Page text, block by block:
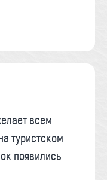
всем
туристском
появились